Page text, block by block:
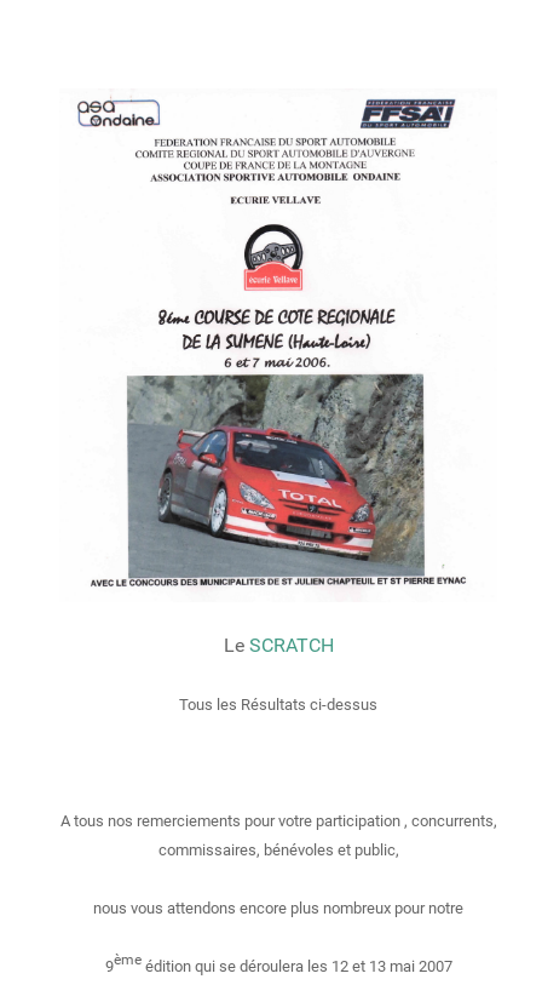
Le SCRATCH
Tous les Résultats ci-dessus
A tous nos remerciements pour votre participation , concurrents,
commissaires, bénévoles et public,
nous vous attendons encore plus nombreux pour notre
9èmeédition qui se déroulera les 12 et 13 mai 2007